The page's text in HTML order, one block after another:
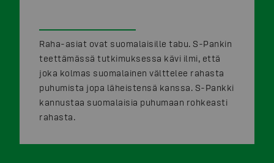
Raha-asiat ovat suomalaisille tabu. S-Pankin
teettämässä tutkimuksessa kävi ilmi, että
joka kolmas suomalainen välttelee rahasta
puhumista jopa läheistensä kanssa. S-Pankki
kannustaa suomalaisia puhumaan rohkeasti
rahasta.